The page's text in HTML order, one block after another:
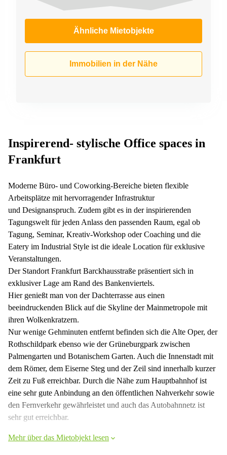
Ähnliche Mietobjekte
Immobilien in der Nähe
Inspirerend- stylische Office spaces in
Frankfurt
Moderne Büro- und Coworking-Bereiche bieten flexible
Arbeitsplätze mit hervorragender Infrastruktur
und Designanspruch. Zudem gibt es in der inspirierenden
Tagungswelt für jeden Anlass den passenden Raum, egal ob
Tagung, Seminar, Kreativ-Workshop oder Coaching und die
Eatery im Industrial Style ist die ideale Location für exklusive
Veranstaltungen.
Der Standort Frankfurt Barckhausstraße präsentiert sich in
exklusiver Lage am Rand des Bankenviertels.
Hier genießt man von der Dachterrasse aus einen
beeindruckenden Blick auf die Skyline der Mainmetropole mit
ihren Wolkenkratzern.
Nur wenige Gehminuten entfernt befinden sich die Alte Oper, der
Rothschildpark ebenso wie der Grüneburgpark zwischen
Palmengarten und Botanischem Garten. Auch die Innenstadt mit
dem Römer, dem Eiserne Steg und der Zeil sind innerhalb kurzer
Zeit zu Fuß erreichbar. Durch die Nähe zum Hauptbahnhof ist
eine sehr gute Anbindung an den öffentlichen Nahverkehr sowie
den Fernverkehr gewährleistet und auch das Autobahnnetz ist
sehr gut erreichbar.
Mehr über das Mietobjekt lesen